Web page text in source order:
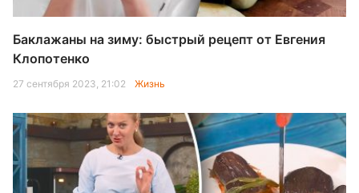
Баклажаны на зиму: быстрый рецепт от Евгения
Клопотенко
27 сентября 2023, 21:02 Жизнь